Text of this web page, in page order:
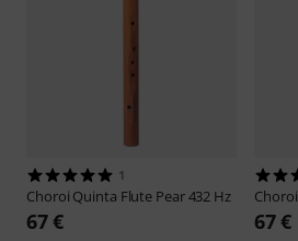
1
Choroi Quinta Flute Pear 432 Hz
67 €
Choroi
67 €